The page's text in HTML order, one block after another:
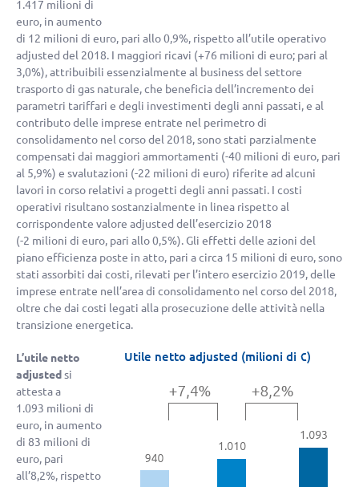
1.417 milioni di
euro, in aumento
di 12 milioni di euro, pari allo 0,9%, rispetto all’utile operativo
adjusted del 2018. I maggiori ricavi (+76 milioni di euro; pari al
3,0%), attribuibili essenzialmente al business del settore
trasporto di gas naturale, che beneficia dell’incremento dei
parametri tariffari e degli investimenti degli anni passati, e al
contributo delle imprese entrate nel perimetro di
consolidamento nel corso del 2018, sono stati parzialmente
compensati dai maggiori ammortamenti (-40 milioni di euro, pari
al 5,9%) e svalutazioni (-22 milioni di euro) riferite ad alcuni
lavori in corso relativi a progetti degli anni passati. I costi
operativi risultano sostanzialmente in linea rispetto al
corrispondente valore adjusted dell’esercizio 2018
(-2 milioni di euro, pari allo 0,5%). Gli effetti delle azioni del
piano efficienza poste in atto, pari a circa 15 milioni di euro, sono
stati assorbiti dai costi, rilevati per l’intero esercizio 2019, delle
imprese entrate nell’area di consolidamento nel corso del 2018,
oltre che dai costi legati alla prosecuzione delle attività nella
transizione energetica.
Utile netto adjusted (milioni di €)
L’utile netto
adjusted si
attesta a
1.093 milioni di
euro, in aumento
di 83 milioni di
euro, pari
all’8,2%, rispetto